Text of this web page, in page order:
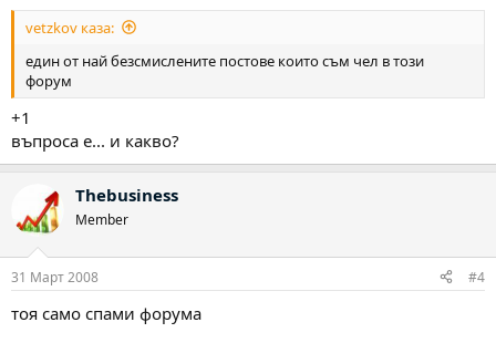
vetzkov каза:
един от най безсмислените постове които съм чел в този
форум
+1
въпроса е... и какво?
Thebusiness
Member
31 Март 2008 #4
тоя само спами форума